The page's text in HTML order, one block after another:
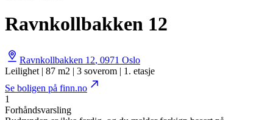
Ravnkollbakken 12
Ravnkollbakken 12, 0971 Oslo
Leilighet | 87 m2 | 3 soverom | 1. etasje
Se boligen på finn.no
1
Forhåndsvarsling